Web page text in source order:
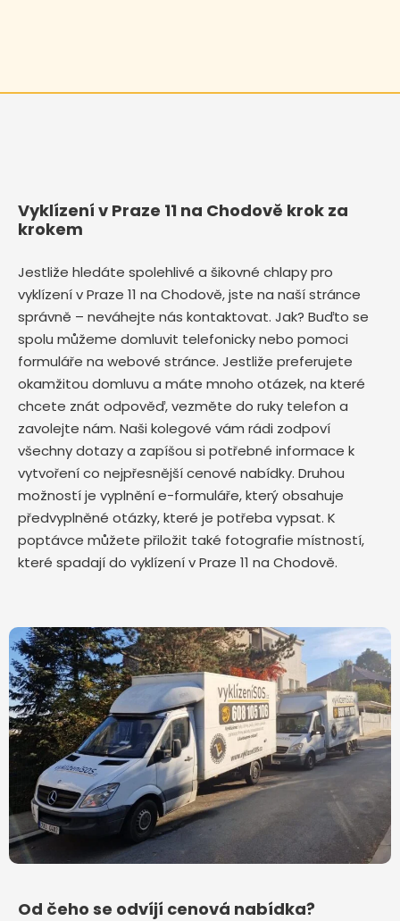
Vyklízení v Praze 11 na Chodově krok za
krokem
Jestliže hledáte spolehlivé a šikovné chlapy pro
vyklízení v Praze 11 na Chodově, jste na naší stránce
správně – neváhejte nás kontaktovat. Jak? Buďto se
spolu můžeme domluvit telefonicky nebo pomoci
formuláře na webové stránce. Jestliže preferujete
okamžitou domluvu a máte mnoho otázek, na které
chcete znát odpověď, vezměte do ruky telefon a
zavolejte nám. Naši kolegové vám rádi zodpoví
všechny dotazy a zapíšou si potřebné informace k
vytvoření co nejpřesnější cenové nabídky. Druhou
možností je vyplnění e-formuláře, který obsahuje
předvyplněné otázky, které je potřeba vypsat. K
poptávce můžete přiložit také fotografie místností,
které spadají do vyklízení v Praze 11 na Chodově.
Od čeho se odvíjí cenová nabídka?